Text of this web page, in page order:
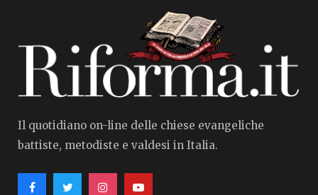
Il quotidiano on-line delle chiese evangeliche
battiste, metodiste e valdesi in Italia.